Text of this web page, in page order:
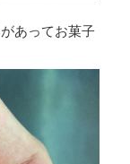
あってお菓子